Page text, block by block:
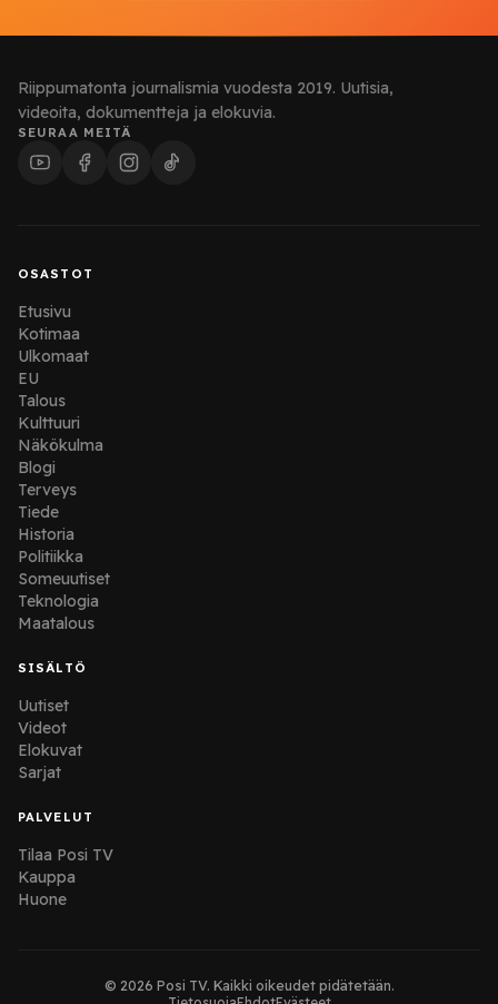
Riippumatonta journalismia vuodesta 2019. Uutisia,
videoita, dokumentteja ja elokuvia.
SEURAA MEITÄ
OSASTOT
Etusivu
Kotimaa
Ulkomaat
EU
Talous
Kulttuuri
Näkökulma
Blogi
Terveys
Tiede
Historia
Politiikka
Someuutiset
Teknologia
Maatalous
SISÄLTÖ
Uutiset
Videot
Elokuvat
Sarjat
PALVELUT
Tilaa Posi TV
Kauppa
Huone
© 2026 Posi TV. Kaikki oikeudet pidätetään.